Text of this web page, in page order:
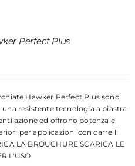
Perfect Plus
Hawker Perfect Plus sono
resistente tecnologia a piastra
ed offrono potenza e
per applicazioni con carrelli
LA BROUCHURE SCARICA LE
L'USO